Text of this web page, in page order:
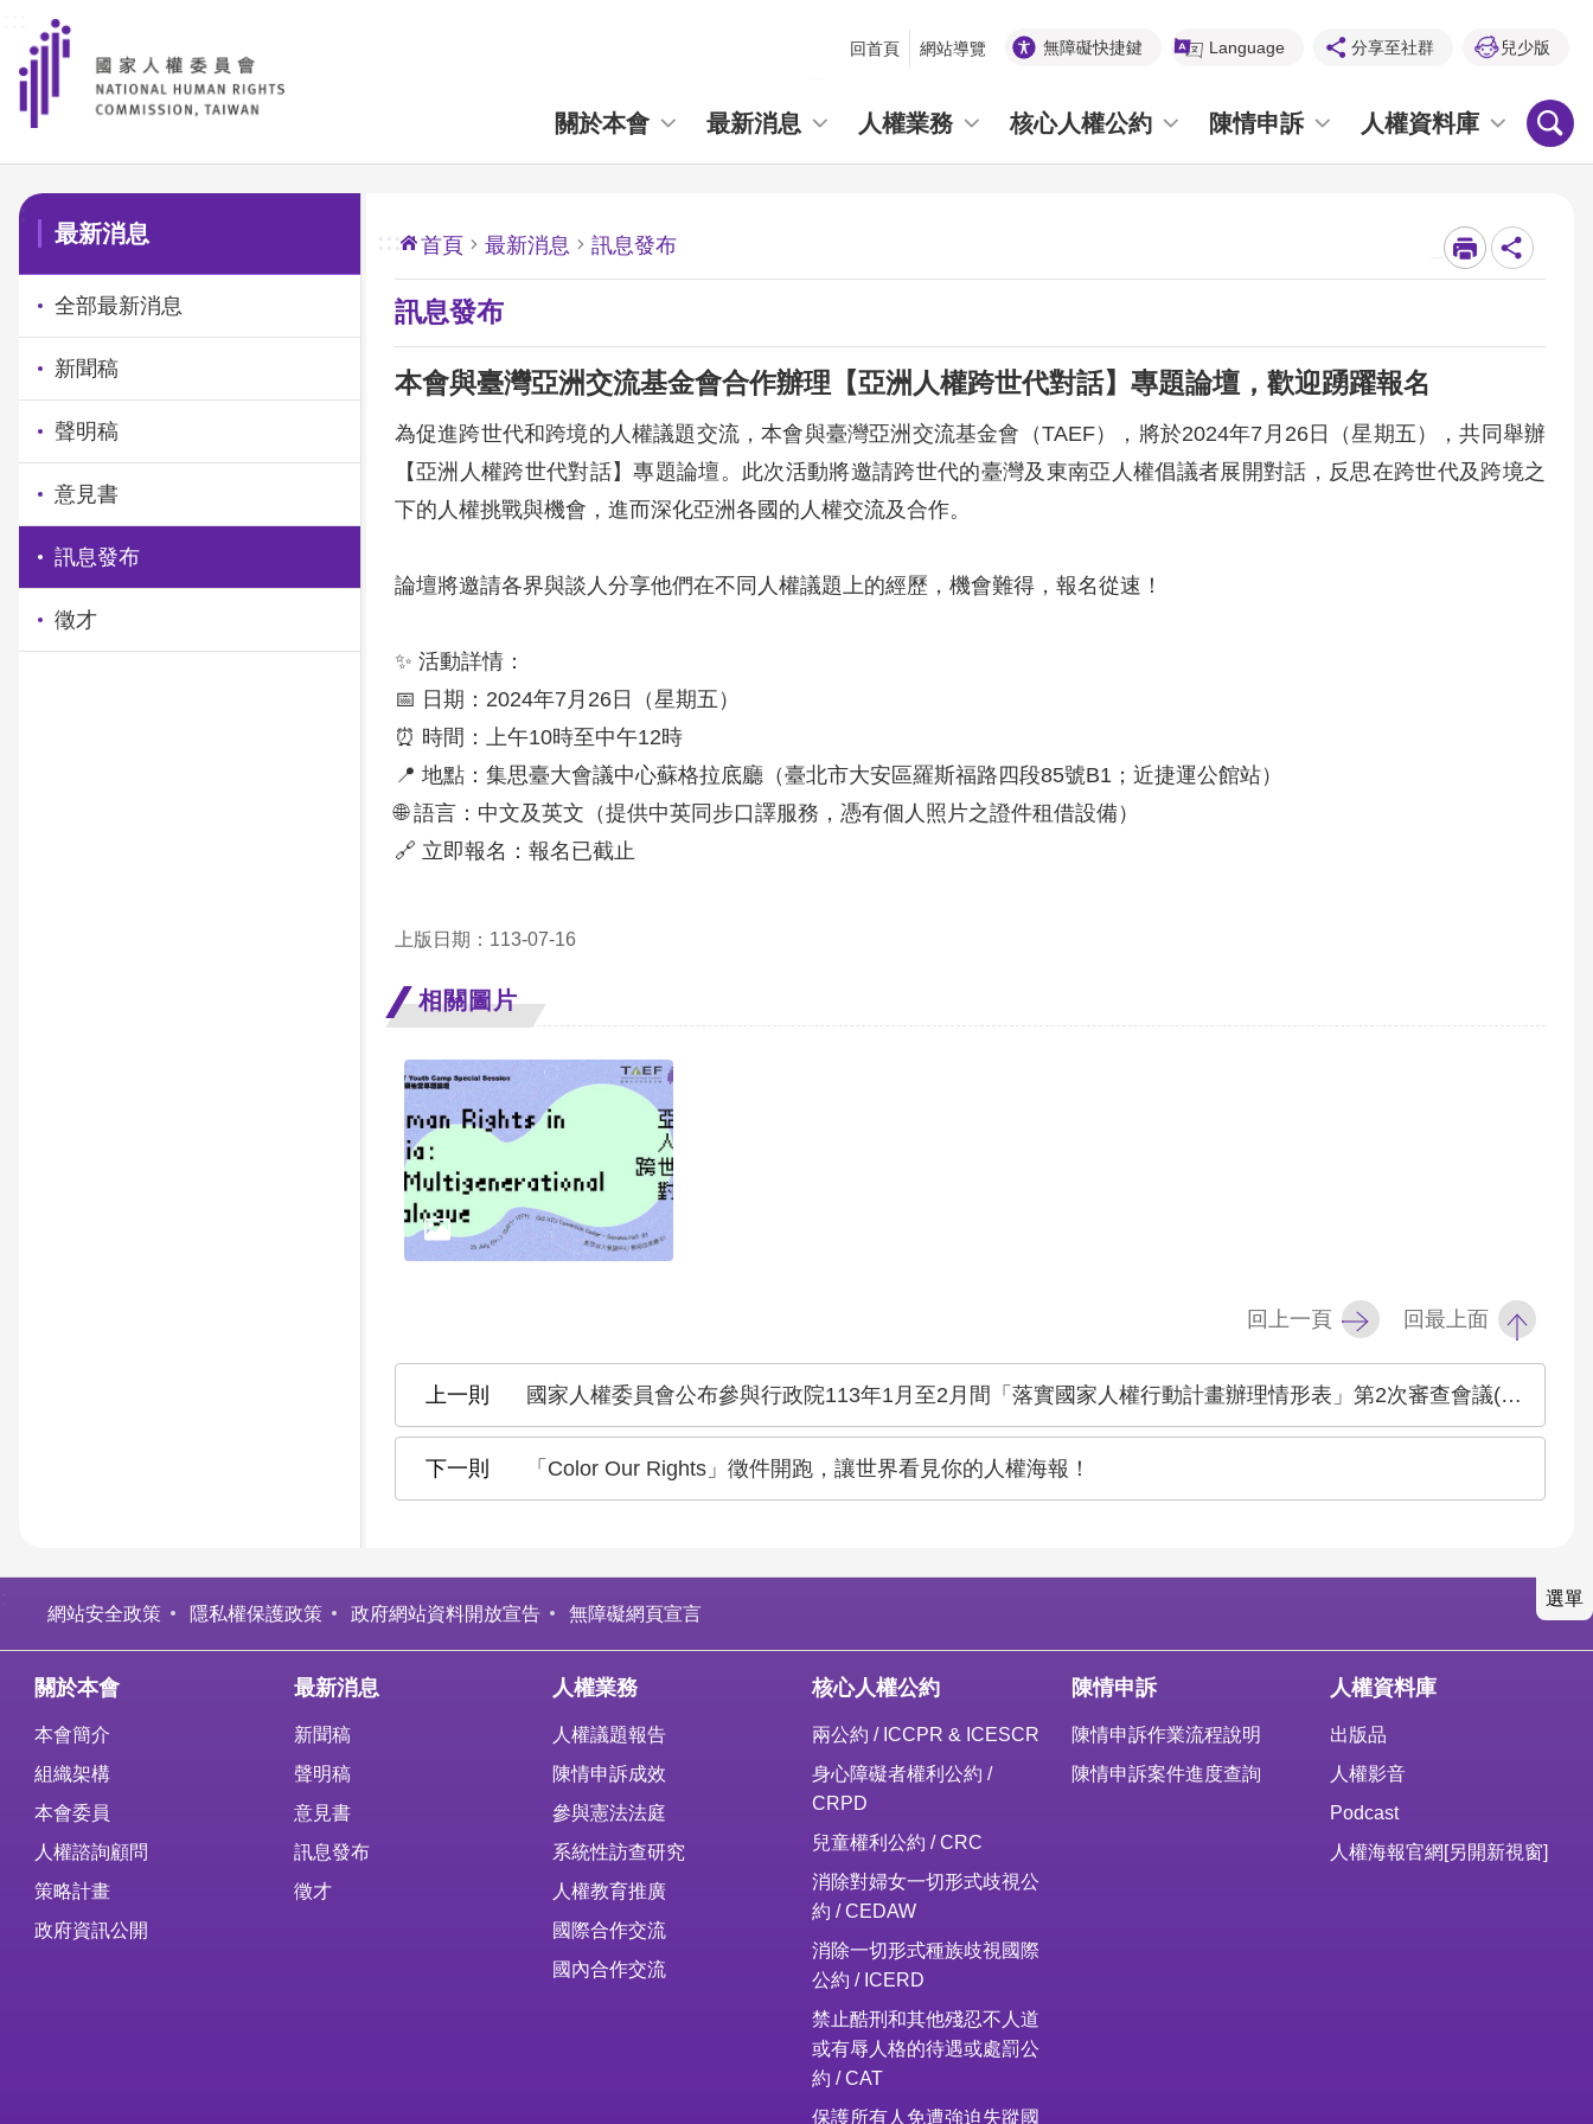
前往主要內容區塊
回首頁 網站導覽 無障礙快捷鍵 Language 分享至社群 兒少版
關於本會 最新消息 人權業務 核心人權公約 陳情申訴 人權資料庫
:::
最新消息
全部最新消息
新聞稿
聲明稿
意見書
訊息發布
徵才
::: 首頁 最新消息 訊息發布
訊息發布
本會與臺灣亞洲交流基金會合作辦理【亞洲人權跨世代對話】專題論壇，歡迎踴躍報名
為促進跨世代和跨境的人權議題交流，本會與臺灣亞洲交流基金會（TAEF），將於2024年7月26日（星期五），共同舉辦
【亞洲人權跨世代對話】專題論壇。此次活動將邀請跨世代的臺灣及東南亞人權倡議者展開對話，反思在跨世代及跨境之
下的人權挑戰與機會，進而深化亞洲各國的人權交流及合作。
論壇將邀請各界與談人分享他們在不同人權議題上的經歷，機會難得，報名從速！
✨ 活動詳情：
📅 日期：2024年7月26日（星期五）
⏰ 時間：上午10時至中午12時
📍 地點：集思臺大會議中心蘇格拉底廳（臺北市大安區羅斯福路四段85號B1；近捷運公館站）
🌐 語言：中文及英文（提供中英同步口譯服務，憑有個人照片之證件租借設備）
🔗 立即報名：報名已截止
上版日期：113-07-16
相關圖片
回上一頁 回最上面
國家人權委員會公布參與行政院113年1月至2月間「落實國家人權行動計畫辦理情形表」第2次審查會議(共3場)之監督情形
「Color Our Rights」徵件開跑，讓世界看見你的人權海報！
選單
網站安全政策 隱私權保護政策 政府網站資料開放宣告 無障礙網頁宣言
關於本會
本會簡介
組織架構
本會委員
人權諮詢顧問
策略計畫
政府資訊公開
最新消息
新聞稿
聲明稿
意見書
訊息發布
徵才
人權業務
人權議題報告
陳情申訴成效
參與憲法法庭
系統性訪查研究
人權教育推廣
國際合作交流
國內合作交流
核心人權公約
兩公約 / ICCPR & ICESCR
身心障礙者權利公約 /
CRPD
兒童權利公約 / CRC
消除對婦女一切形式歧視公
約 / CEDAW
消除一切形式種族歧視國際
公約 / ICERD
禁止酷刑和其他殘忍不人道
或有辱人格的待遇或處罰公
約 / CAT
保護所有人免遭強迫失蹤國
陳情申訴
陳情申訴作業流程說明
陳情申訴案件進度查詢
人權資料庫
出版品
人權影音
Podcast
人權海報官網[另開新視窗]